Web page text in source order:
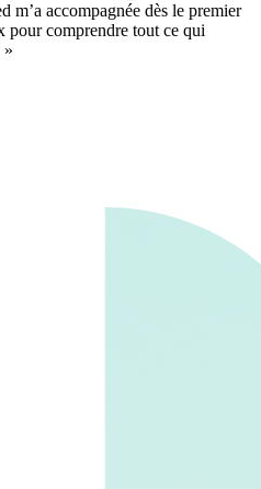
m’a accompagnée dès le premier
pour comprendre tout ce qui
»